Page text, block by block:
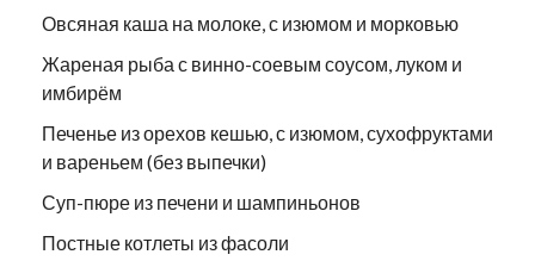
Овсяная каша на молоке, с изюмом и морковью
Жареная рыба с винно-соевым соусом, луком и
имбирём
Печенье из орехов кешью, с изюмом, сухофруктами
и вареньем (без выпечки)
Суп-пюре из печени и шампиньонов
Постные котлеты из фасоли